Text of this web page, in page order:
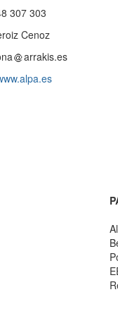
307 303
Cenoz
arrakis.es